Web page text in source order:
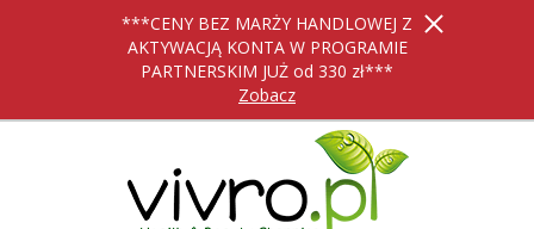
***CENY BEZ MARŻY HANDLOWEJ Z
AKTYWACJĄ KONTA W PROGRAMIE
PARTNERSKIM JUŻ od 330 zł***
Zobacz